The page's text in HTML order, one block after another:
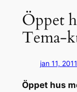
Öppet
Tema-
jan 11, 2011
Öppet hus